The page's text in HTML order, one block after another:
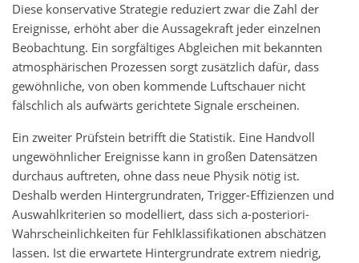
Diese konservative Strategie reduziert zwar die Zahl der
Ereignisse, erhöht aber die Aussagekraft jeder einzelnen
Beobachtung. Ein sorgfältiges Abgleichen mit bekannten
atmosphärischen Prozessen sorgt zusätzlich dafür, dass
gewöhnliche, von oben kommende Luftschauer nicht
fälschlich als aufwärts gerichtete Signale erscheinen.
Ein zweiter Prüfstein betrifft die Statistik. Eine Handvoll
ungewöhnlicher Ereignisse kann in großen Datensätzen
durchaus auftreten, ohne dass neue Physik nötig ist.
Deshalb werden Hintergrundraten, Trigger-Effizienzen und
Auswahlkriterien so modelliert, dass sich a-posteriori-
Wahrscheinlichkeiten für Fehlklassifikationen abschätzen
lassen. Ist die erwartete Hintergrundrate extrem niedrig,